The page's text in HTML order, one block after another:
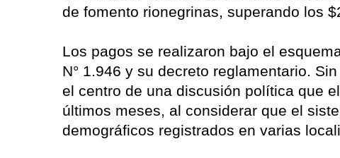
de fomento rionegrinas, superando los
Los pagos se realizaron bajo el
N° 1.946 y su decreto reglamentario.
el centro de una discusión política que
últimos meses, al considerar que el
demográficos registrados en varias